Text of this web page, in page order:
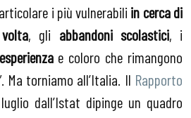
i più vulnerabili in cerca di
, gli abbandoni scolastici, i
e coloro che rimangono
Ma torniamo all’Italia. Il Rapporto
dall’Istat dipinge un quadro